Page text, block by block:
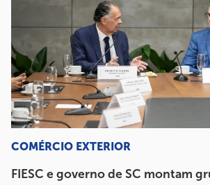
COMÉRCIO EXTERIOR
FIESC e governo de SC montam